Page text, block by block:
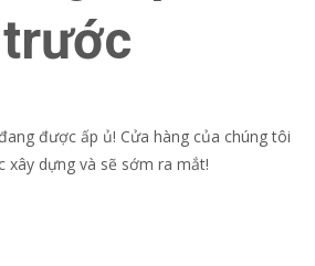
trước
được ấp ủ! Cửa hàng của chúng tôi
xây dựng và sẽ sớm ra mắt!